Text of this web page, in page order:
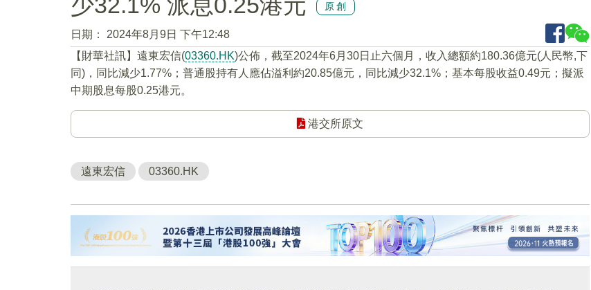
原創
日期：
2024年8月9日 下午12:48
【財華社訊】遠東宏信(03360.HK)公佈，截至2024年6月30日止六個月，收入總額約180.36億元(人民幣,下
同)，同比減少1.77%；普通股持有人應佔溢利約20.85億元，同比減少32.1%；基本每股收益0.49元；擬派
中期股息每股0.25港元。
港交所原文
遠東宏信 03360.HK